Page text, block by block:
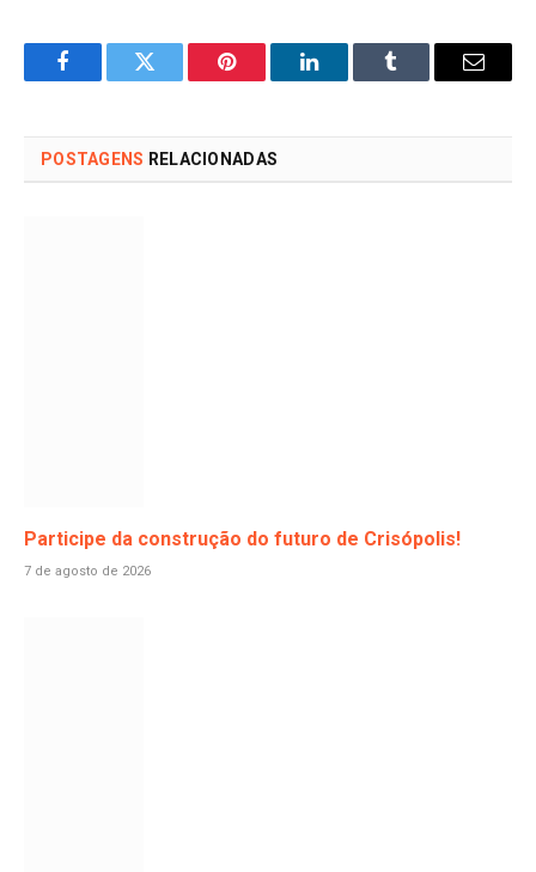
FacebookTwitter Pinterest LinkedInTumblr Email
POSTAGENS RELACIONADAS
Participe da construção do futuro de Crisópolis!
7 de agosto de 2026